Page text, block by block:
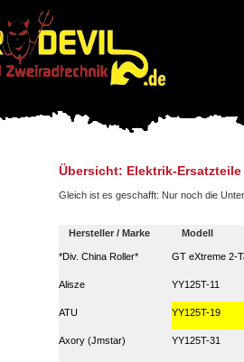
Übersicht: Elektrik-
Gleich ist es geschafft: Nur noch die
Hersteller / Marke Modell
*Div. China Roller*
Alisze
ATU
Axory (Jmstar)
GT eXtreme 2-
YY125T-11
YY125T-19
YY125T-31